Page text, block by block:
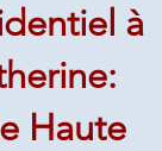
à
Haute